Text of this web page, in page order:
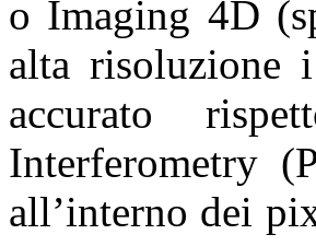
o Imaging 4D
alta risoluzione
accurato
Interferometry
all’interno dei